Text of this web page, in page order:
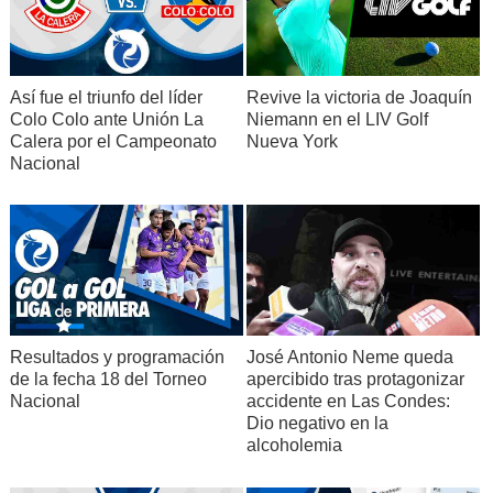
Así fue el triunfo del líder
Colo Colo ante Unión La
Calera por el Campeonato
Nacional
Revive la victoria de Joaquín
Niemann en el LIV Golf
Nueva York
Resultados y programación
de la fecha 18 del Torneo
Nacional
José Antonio Neme queda
apercibido tras protagonizar
accidente en Las Condes:
Dio negativo en la
alcoholemia